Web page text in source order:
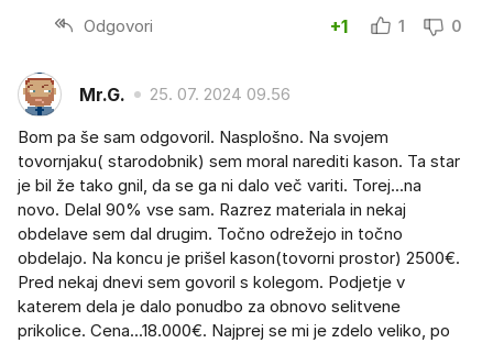
Odgovori +1 1 0
Mr.G. 25. 07. 2024 09.56
Bom pa še sam odgovoril. Nasplošno. Na svojem
tovornjaku( starodobnik) sem moral narediti kason. Ta star
je bil že tako gnil, da se ga ni dalo več variti. Torej...na
novo. Delal 90% vse sam. Razrez materiala in nekaj
obdelave sem dal drugim. Točno odrežejo in točno
obdelajo. Na koncu je prišel kason(tovorni prostor) 2500€.
Pred nekaj dnevi sem govoril s kolegom. Podjetje v
katerem dela je dalo ponudbo za obnovo selitvene
prikolice. Cena...18.000€. Najprej se mi je zdelo veliko, po